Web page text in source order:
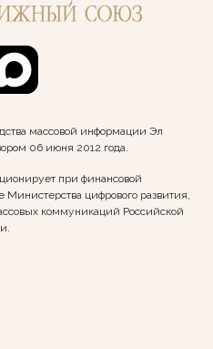
массовой информации Эл
06 июня 2012 года.
при финансовой
Министерства цифрового развития,
коммуникаций Российской